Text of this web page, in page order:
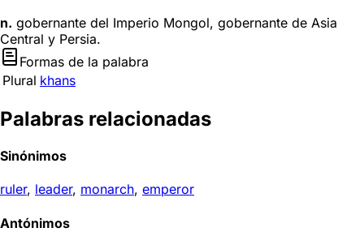
n. gobernante del Imperio Mongol, gobernante de Asia
Central y Persia.
Formas de la palabra
Plural khans
Palabras relacionadas
Sinónimos
ruler, leader, monarch, emperor
Antónimos